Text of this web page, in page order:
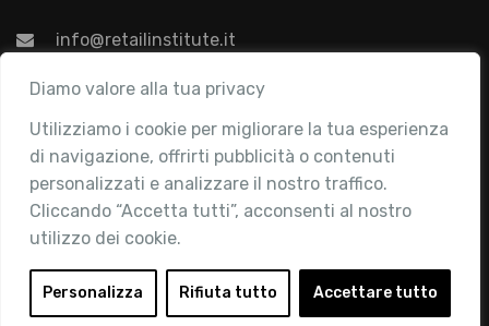
Diamo valore alla tua privacy
Utilizziamo i cookie per migliorare la tua esperienza
di navigazione, offrirti pubblicità o contenuti
personalizzati e analizzare il nostro traffico.
Cliccando “Accetta tutti”, acconsenti al nostro
utilizzo dei cookie.
Personalizza Rifiuta tutto Accettare tutto
info@retailinstitute.it
Associazione
Chi siamo
Attività
Contatti
Area Riservata
Login
Diventa Socio